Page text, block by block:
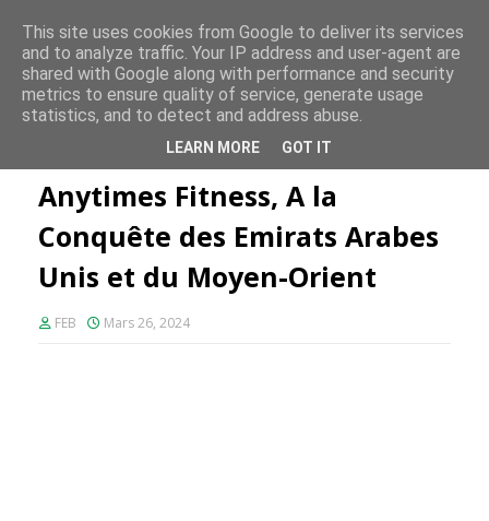
FE PLUS
Arabes Unis et du Moyen-Orient
Anytimes Fitness, A la
Conquête des Emirats Arabes
Unis et du Moyen-Orient
FEB Mars 26, 2024
This site uses cookies from Google to deliver its services
and to analyze traffic. Your IP address and user-agent are
shared with Google along with performance and security
metrics to ensure quality of service, generate usage
statistics, and to detect and address abuse.
LEARN MORE GOT IT